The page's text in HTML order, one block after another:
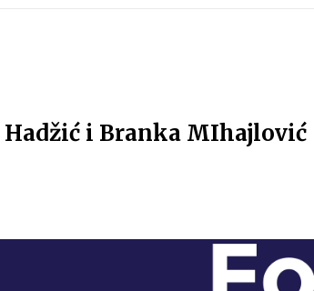
i Branka MIhajlović